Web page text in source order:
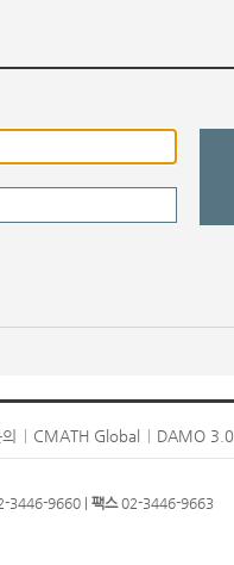
CMATH Global DAMO 3.0
3446-9660 | 팩스02-3446-9663